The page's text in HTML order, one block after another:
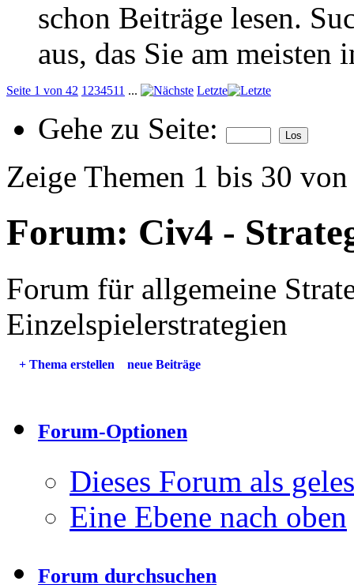
schon Beiträge lesen.
aus, das Sie am meisten
Seite 1 von 42 1 234511 ... Letzte
Gehe zu Seite:
Zeige Themen 1 bis 30
Forum: Civ4 -
Forum für allgemeine
Einzelspielerstrategien
+ Thema erstellen neue Beiträge
Forum-Optionen
Dieses Forum als
Eine Ebene nach oben
Forum durchsuchen